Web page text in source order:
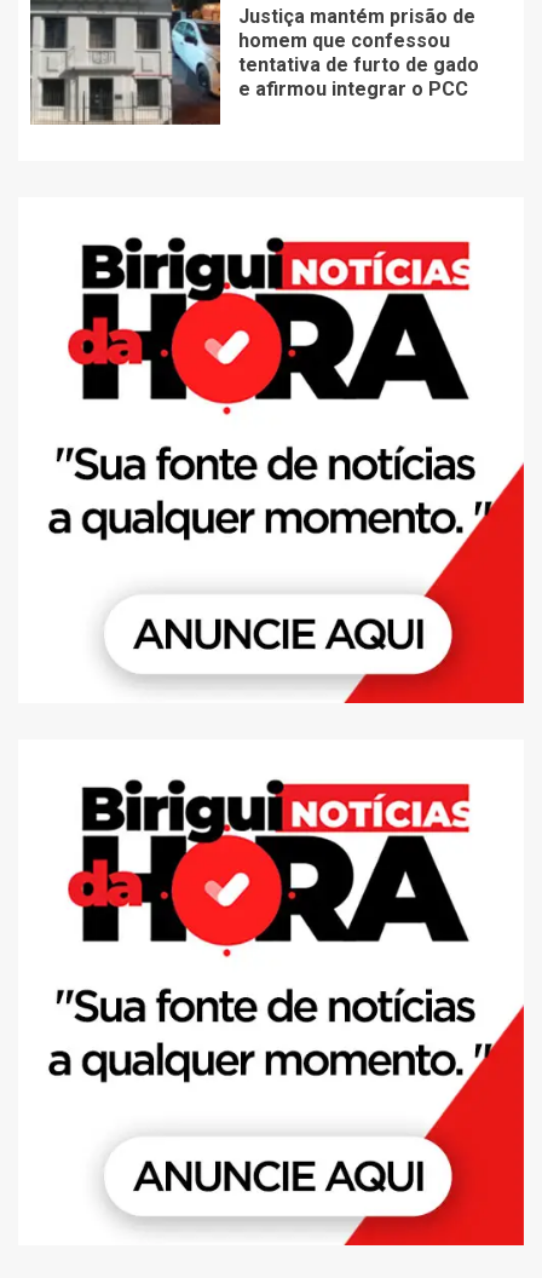
Justiça mantém prisão de
homem que confessou
tentativa de furto de gado
e afirmou integrar o PCC